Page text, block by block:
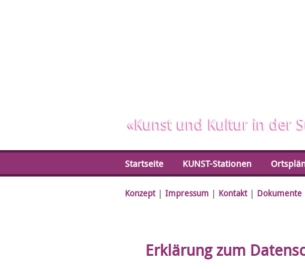
«Kunst und Kultur in der
Startseite KUNST-Stationen
Konzept | Impressum | Kontakt | Dokumente
Erklärung zum